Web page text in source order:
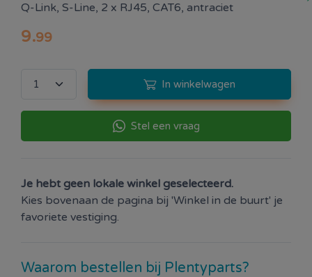
Q-Link, S-Line, 2 x RJ45, CAT6, antraciet
9.99
In winkelwagen
Stel een vraag
Je hebt geen lokale winkel geselecteerd.
Kies bovenaan de pagina bij 'Winkel in de buurt' je
favoriete vestiging.
Waarom bestellen bij Plentyparts?